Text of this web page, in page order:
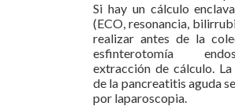
Si hay un cálculo
(ECO, resonancia,
realizar antes de la
esfinterotomía
extracción de cálculo.
de la pancreatitis aguda
por laparoscopia.